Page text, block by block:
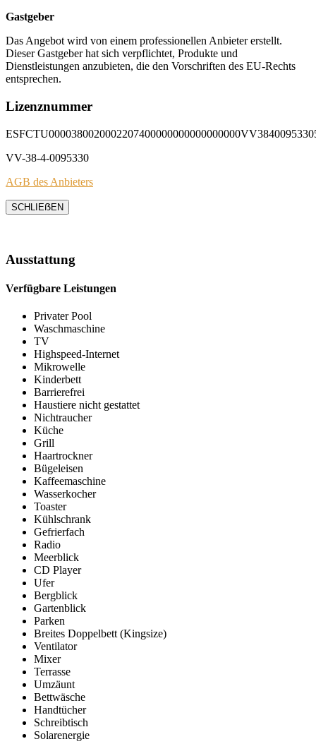
Gastgeber
Das Angebot wird von einem professionellen Anbieter erstellt.
Dieser Gastgeber hat sich verpflichtet, Produkte und
Dienstleistungen anzubieten, die den Vorschriften des EU-Rechts
entsprechen.
Lizenznummer
VV-38-4-0095330
AGB des Anbieters
SCHLIEẞEN
Ausstattung
Verfügbare Leistungen
Privater Pool
Waschmaschine
TV
Highspeed-Internet
Mikrowelle
Kinderbett
Barrierefrei
Haustiere nicht gestattet
Nichtraucher
Küche
Grill
Haartrockner
Bügeleisen
Kaffeemaschine
Wasserkocher
Toaster
Kühlschrank
Gefrierfach
Radio
Meerblick
CD Player
Ufer
Bergblick
Gartenblick
Parken
Breites Doppelbett (Kingsize)
Ventilator
Mixer
Terrasse
Umzäunt
Bettwäsche
Handtücher
Schreibtisch
Solarenergie